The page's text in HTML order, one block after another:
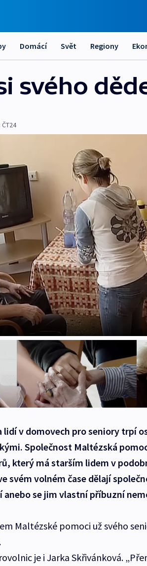
Domácí Svět Regiony
svého
ČT24
lidí v domovech pro seniory trpí
Společnost Maltézská
který má starším lidem v
svém volném čase dělají
anebo se jim vlastní příbuzní
Maltézské pomoci už svého
je i Jarka Skřivánková.